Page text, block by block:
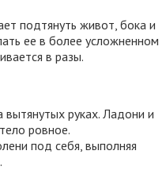
подтянуть живот, бока и
ее в более усложненном
в разы.
руках. Ладони и
ровное.
под себя, выполняя